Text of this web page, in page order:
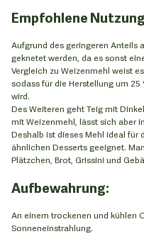
Empfohlene
Aufgrund des geringeren Anteils
geknetet werden, da es sonst
Vergleich zu Weizenmehl weist
sodass für die Herstellung um
wird.
Des Weiteren geht Teig mit
mit Weizenmehl, lässt sich aber
Deshalb ist dieses Mehl ideal für
ähnlichen Desserts geeignet.
Plätzchen, Brot, Grissini und
Aufbewahrung:
An einem trockenen und kühlen
Sonneneinstrahlung.